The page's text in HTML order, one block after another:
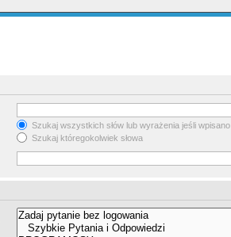
Szukaj wszystkich słów lub wyrażenia jeśli wpisano
Szukaj któregokolwiek słowa